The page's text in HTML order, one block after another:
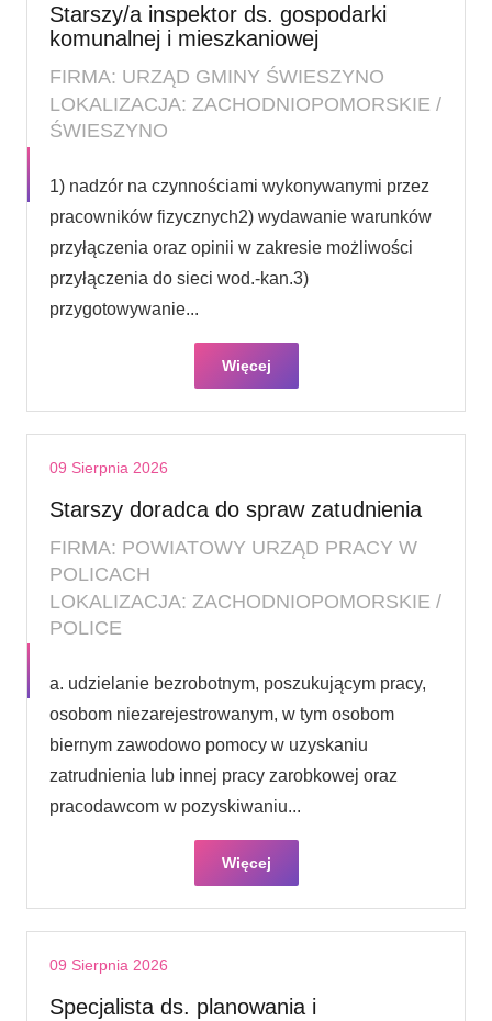
Starszy/a inspektor ds. gospodarki
komunalnej i mieszkaniowej
FIRMA: URZĄD GMINY ŚWIESZYNO
LOKALIZACJA: ZACHODNIOPOMORSKIE /
ŚWIESZYNO
1) nadzór na czynnościami wykonywanymi przez
pracowników fizycznych2) wydawanie warunków
przyłączenia oraz opinii w zakresie możliwości
przyłączenia do sieci wod.-kan.3)
przygotowywanie...
Więcej
09 Sierpnia 2026
Starszy doradca do spraw zatudnienia
FIRMA: POWIATOWY URZĄD PRACY W
POLICACH
LOKALIZACJA: ZACHODNIOPOMORSKIE /
POLICE
a. udzielanie bezrobotnym, poszukującym pracy,
osobom niezarejestrowanym, w tym osobom
biernym zawodowo pomocy w uzyskaniu
zatrudnienia lub innej pracy zarobkowej oraz
pracodawcom w pozyskiwaniu...
Więcej
09 Sierpnia 2026
Specjalista ds. planowania i